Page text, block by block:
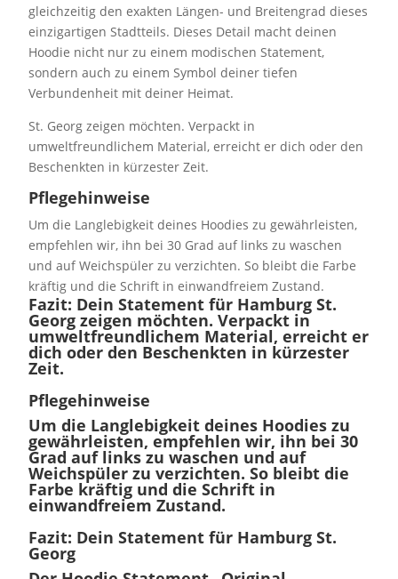
gleichzeitig den exakten Längen- und Breitengrad dieses
einzigartigen Stadtteils. Dieses Detail macht deinen
Hoodie nicht nur zu einem modischen Statement,
sondern auch zu einem Symbol deiner tiefen
Verbundenheit mit deiner Heimat.
St. Georg zeigen möchten. Verpackt in
umweltfreundlichem Material, erreicht er dich oder den
Beschenkten in kürzester Zeit.
Pflegehinweise
Um die Langlebigkeit deines Hoodies zu gewährleisten,
empfehlen wir, ihn bei 30 Grad auf links zu waschen
und auf Weichspüler zu verzichten. So bleibt die Farbe
kräftig und die Schrift in einwandfreiem Zustand.
Fazit: Dein Statement für Hamburg St.
Georg zeigen möchten. Verpackt in
umweltfreundlichem Material, erreicht er
dich oder den Beschenkten in kürzester
Zeit.
Pflegehinweise
Um die Langlebigkeit deines Hoodies zu
gewährleisten, empfehlen wir, ihn bei 30
Grad auf links zu waschen und auf
Weichspüler zu verzichten. So bleibt die
Farbe kräftig und die Schrift in
einwandfreiem Zustand.
Fazit: Dein Statement für Hamburg St.
Georg